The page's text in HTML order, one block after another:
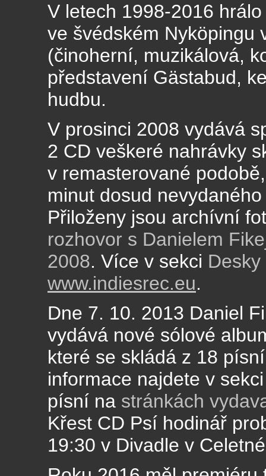
V letech 1998-2016
ve švédském Nyköpingu
(činoherní, muzikálová,
představení Gästabud,
hudbu.
V prosinci 2008 vydává
2 CD veškeré nahrávky
v remasterované
minut dosud
Přiloženy jsou archívní
rozhovor s Danielem
2008. Více v sekci Desky
www.indiesrec.eu.
Dne 7. 10. 2013 Daniel
vydává nové sólové
které se skládá z 18
informace najdete v
písní na stránkách
Křest CD Psí hodinář
19:30 v Divadle v